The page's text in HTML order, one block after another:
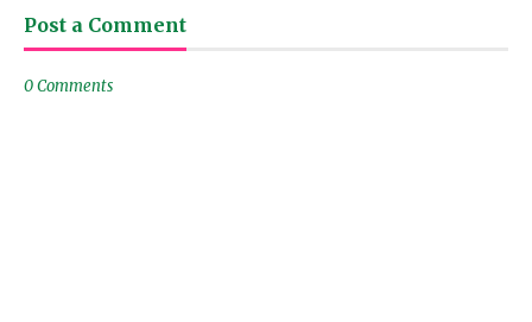
Post a Comment
0 Comments